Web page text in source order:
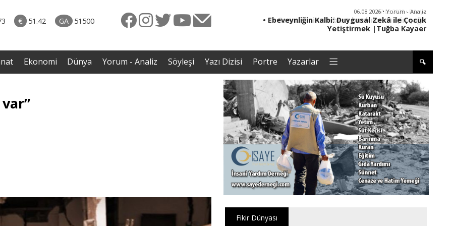
€ 51.42 GA 51500
• Gannuşi'nin serbest bırakılması için çağrı
06.08.2026 • Yorum - Analiz
• Ebeveynliğin Kalbi: Duygusal Zekâ ile Çocuk
Yetiştirmek |Tuğba Kayaer
Ekonomi Dünya Yorum - Analiz Söyleşi Yazı Dizisi Portre Yazarlar
Fikir Dünyası